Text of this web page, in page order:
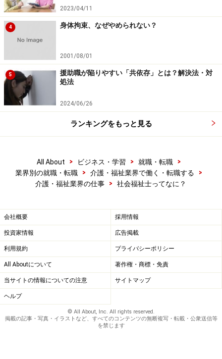
2023/04/11
4 身体拘束、なぜやめられない？
2001/08/01
5
援助職が陥りやすい「共依存」とは？解決法・対
処法
2024/06/26
ランキングをもっと見る
All About > ビジネス・学習 > 就職・転職
>
業界別の就職・転職
> 介護・福祉業界で働く・転職する
>
介護・福祉業界の仕事
> 社会福祉士ってなに？
会社概要 採用情報
投資家情報 広告掲載
利用規約 プライバシーポリシー
All Aboutについて 著作権・商標・免責
当サイトの情報についての注意 サイトマップ
ヘルプ
© All About, Inc. All rights reserved.
掲載の記事・写真・イラストなど、すべてのコンテンツの無断複写・転載・公衆送信等
を禁じます